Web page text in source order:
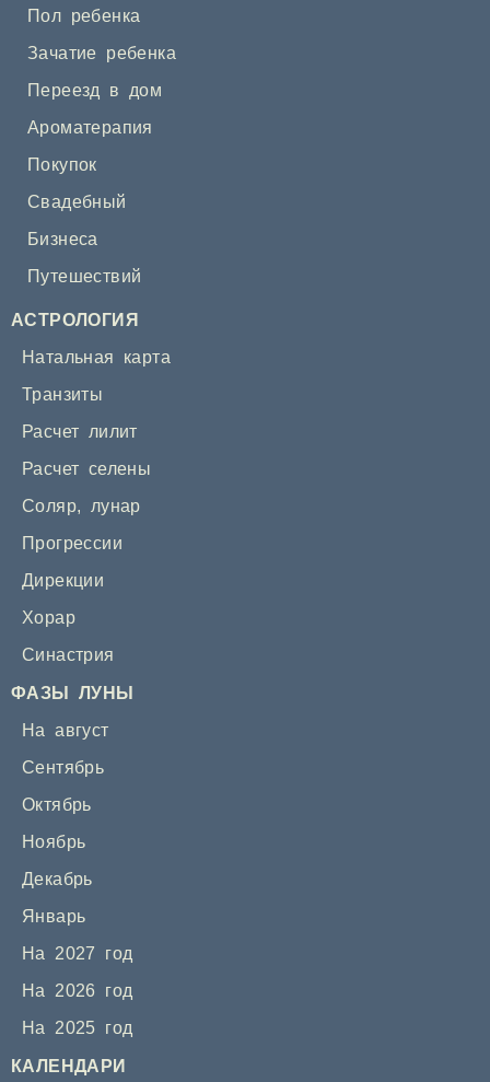
Пол ребенка
Зачатие ребенка
Переезд в дом
Ароматерапия
Покупок
Свадебный
Бизнеса
Путешествий
АСТРОЛОГИЯ
Натальная карта
Транзиты
Расчет лилит
Расчет селены
Соляр, лунар
Прогрессии
Дирекции
Хорар
Синастрия
ФАЗЫ ЛУНЫ
На август
Сентябрь
Октябрь
Ноябрь
Декабрь
Январь
На 2027 год
На 2026 год
На 2025 год
КАЛЕНДАРИ